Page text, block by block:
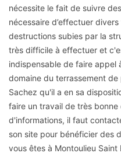
nécessite le fait de suivre
nécessaire d’effectuer
destructions subies par la
très difficile à effectuer et
indispensable de faire appel
domaine du terrassement de
Sachez qu'il a en sa
faire un travail de très
d'informations, il faut
son site pour bénéficier des
vous êtes à Montoulieu